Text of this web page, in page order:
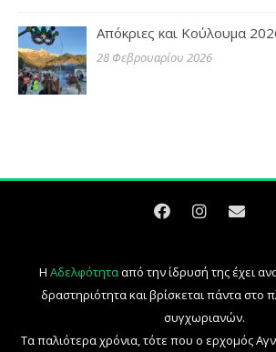
Απόκριες και Κούλουμα
28 Φεβρουαρίου 2026
Η Αδελφότητααπό την ίδρυσή της έχει
δραστηριότητα και βρίσκεται πάντα
συγχωριανών.
Τα παλιότερα χρόνια, τότε που ο ερχομός